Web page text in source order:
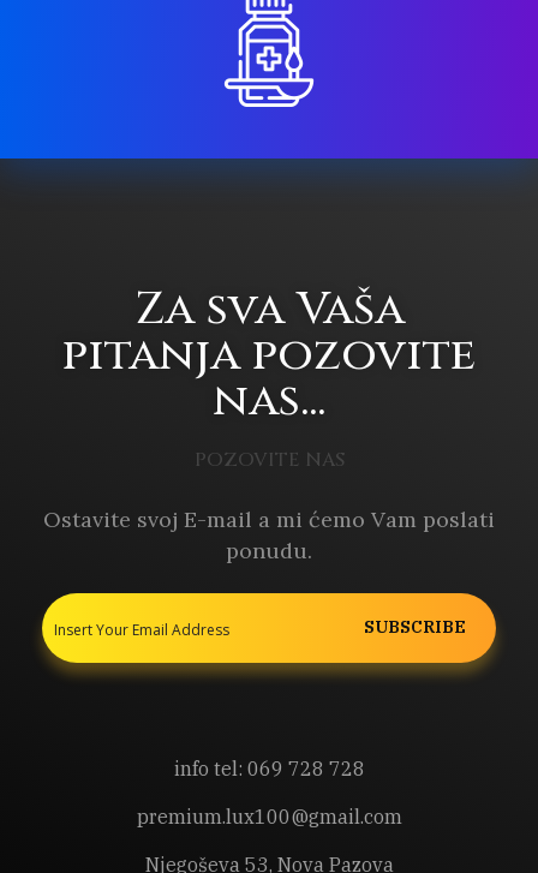
Za sva Vaša
pitanja pozovite
nas...
POZOVITE NAS
Ostavite svoj E-mail a mi ćemo Vam poslati
ponudu.
info tel: 069 728 728
premium.lux100@gmail.com
Njegoševa 53, Nova Pazova